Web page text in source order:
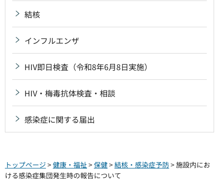
結核
インフルエンザ
HIV即日検査（令和8年6月8日実施）
HIV・梅毒抗体検査・相談
感染症に関する届出
トップページ >健康・福祉 >保健>結核・感染症予防> 施設内にお
ける感染症集団発生時の報告について